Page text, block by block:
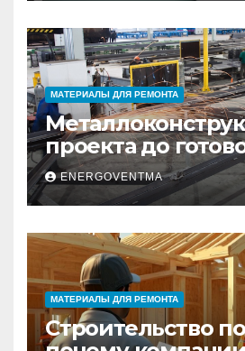
МАТЕРИАЛЫ ДЛЯ РЕМОНТА
проекта до
изделия –
практический
ENERGOVENTMA
МАТЕРИАЛЫ ДЛЯ РЕМОНТА
Строительство